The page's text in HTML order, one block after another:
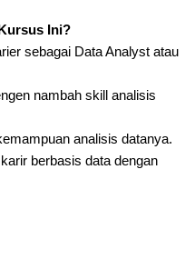
Ini?
sebagai Data Analyst atau
nambah skill analisis
analisis datanya.
berbasis data dengan